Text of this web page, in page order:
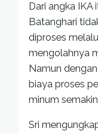
Dari angka IKA
Batanghari
diproses
mengolahnya
Namun
biaya proses
minum
Sri